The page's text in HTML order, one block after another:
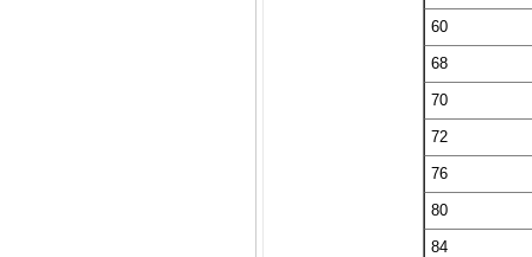
60
68
70
72
76
80
84